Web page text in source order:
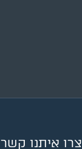
צרו איתנו קשר